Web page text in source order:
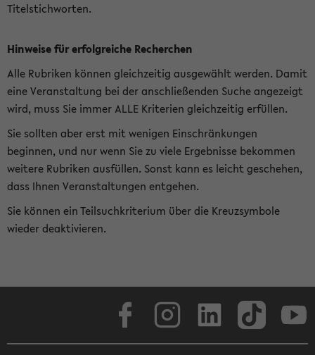
Titelstichworten.
Hinweise für erfolgreiche Recherchen
Alle Rubriken können gleichzeitig ausgewählt werden. Damit
eine Veranstaltung bei der anschließenden Suche angezeigt
wird, muss Sie immer ALLE Kriterien gleichzeitig erfüllen.
Sie sollten aber erst mit wenigen Einschränkungen
beginnen, und nur wenn Sie zu viele Ergebnisse bekommen
weitere Rubriken ausfüllen. Sonst kann es leicht geschehen,
dass Ihnen Veranstaltungen entgehen.
Sie können ein Teilsuchkriterium über die Kreuzsymbole
wieder deaktivieren.